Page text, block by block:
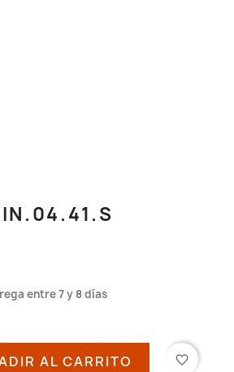
IN.04.41.S
entre 7 y 8 días
AL CARRITO favorite_border